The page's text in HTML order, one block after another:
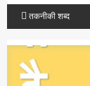
तकनीकी शब्द